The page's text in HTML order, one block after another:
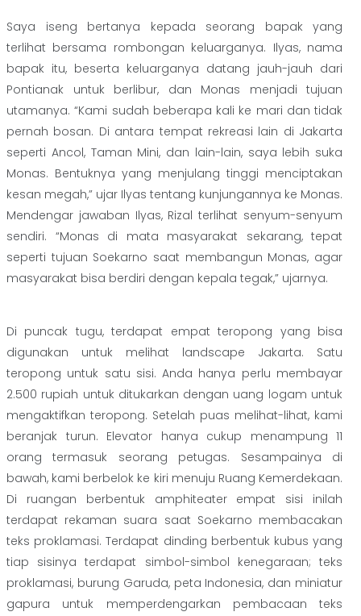
Saya iseng bertanya kepada seorang bapak yang
terlihat bersama rombongan keluarganya. Ilyas, nama
bapak itu, beserta keluarganya datang jauh-jauh dari
Pontianak untuk berlibur, dan Monas menjadi tujuan
utamanya. “Kami sudah beberapa kali ke mari dan tidak
pernah bosan. Di antara tempat rekreasi lain di Jakarta
seperti Ancol, Taman Mini, dan lain-lain, saya lebih suka
Monas. Bentuknya yang menjulang tinggi menciptakan
kesan megah,” ujar Ilyas tentang kunjungannya ke Monas.
Mendengar jawaban Ilyas, Rizal terlihat senyum-senyum
sendiri. “Monas di mata masyarakat sekarang, tepat
seperti tujuan Soekarno saat membangun Monas, agar
masyarakat bisa berdiri dengan kepala tegak,” ujarnya.
Di puncak tugu, terdapat empat teropong yang bisa
digunakan untuk melihat landscape Jakarta. Satu
teropong untuk satu sisi. Anda hanya perlu membayar
2.500 rupiah untuk ditukarkan dengan uang logam untuk
mengaktifkan teropong. Setelah puas melihat-lihat, kami
beranjak turun. Elevator hanya cukup menampung 11
orang termasuk seorang petugas. Sesampainya di
bawah, kami berbelok ke kiri menuju Ruang Kemerdekaan.
Di ruangan berbentuk amphiteater empat sisi inilah
terdapat rekaman suara saat Soekarno membacakan
teks proklamasi. Terdapat dinding berbentuk kubus yang
tiap sisinya terdapat simbol-simbol kenegaraan; teks
proklamasi, burung Garuda, peta Indonesia, dan miniatur
gapura untuk memperdengarkan pembacaan teks